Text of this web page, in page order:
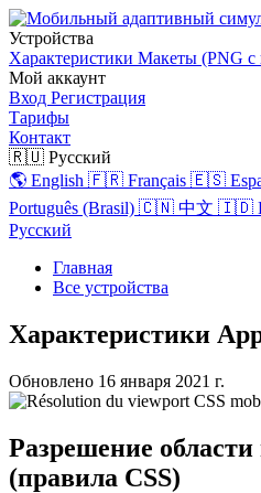
Устройства
Характеристики Макеты (PNG с
Мой аккаунт
Вход Регистрация
Тарифы
Контакт
🇷🇺 Русский
🌎 English 🇫🇷 Français 🇪🇸
Português (Brasil) 🇨🇳 中文 🇮🇩
Русский
Главная
Все устройства
Характеристики
Обновлено 16 января 2021 г.
Разрешение области
(правила CSS)